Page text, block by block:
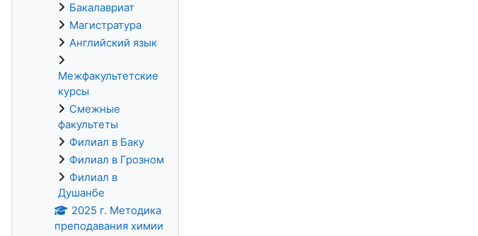
Бакалавриат
Магистратура
Английский язык
Межфакультетские
курсы
Смежные
факультеты
Филиал в Баку
Филиал в Грозном
Филиал в
Душанбе
2025 г. Методика
преподавания химии